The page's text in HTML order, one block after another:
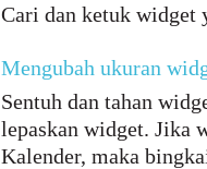
Cari dan ketuk widget
Mengubah ukuran
Sentuh dan tahan
lepaskan widget. Jika
Kalender, maka